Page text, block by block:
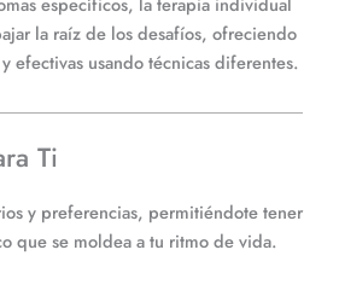
la raíz de los desafíos, ofreciendo
efectivas usando técnicas diferentes.
Ti
y preferencias, permitiéndote tener
que se moldea a tu ritmo de vida.